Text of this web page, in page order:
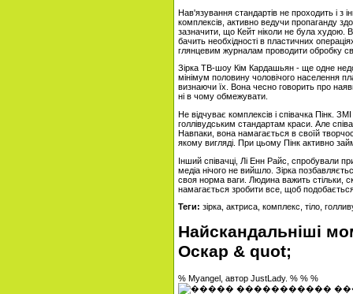
Нав'язування стандартів не проходить і з
комплексів, активно ведучи пропаганду
зазначити, що Кейт ніколи не була худою.
бачить необхідності в пластичних
глянцевим журналам проводити обробку
Зірка ТВ-шоу Кім Кардашьян - ще одне
мінімум половину чоловічого населення
визнаючи їх. Вона чесно говорить про
ні в чому обмежувати.
Не відчуває комплексів і співачка Пінк.
голлівудським стандартам краси. Але
Навпаки, вона намагається в своїй
якому вигляді. При цьому Пінк активно
Інший співачці, Лі Енн Райс, спробували
медіа нічого не вийшло. Зірка
своя норма ваги. Людина важить стільки,
намагається зробити все, щоб
Теги: зірка, актриса, комплекс, тіло,
Найскандальніші
Оскар & quot;
% Myangel, автор JustLady. % % %